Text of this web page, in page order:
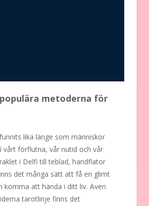
metoderna för
lika länge som människor
vårt förflutna, vår nutid och vår
i Delfi till teblad, handflator
det många sätt att få en glimt
komma att hända i ditt liv. Även
tarotlinje finns det